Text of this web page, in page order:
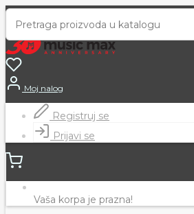
Moj nalog
Registruj se
Prijavi se
Vaša korpa je prazna!